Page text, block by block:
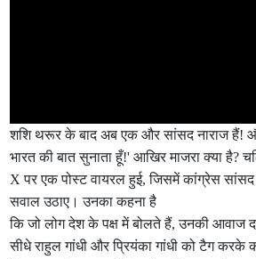
शशि थरूर के बाद अब एक और सांसद नाराज हैं!
भारत की बात सुनाता हूँ!' आखिर माजरा क्या है?
X पर एक पोस्ट वायरल हुई, जिसमें कांग्रेस सांसद
सवाल उठाए। उनका कहना है
कि जो लोग देश के पक्ष में बोलते हैं, उनकी आवाज
सीधे राहुल गांधी और प्रियंका गांधी को टैग करके